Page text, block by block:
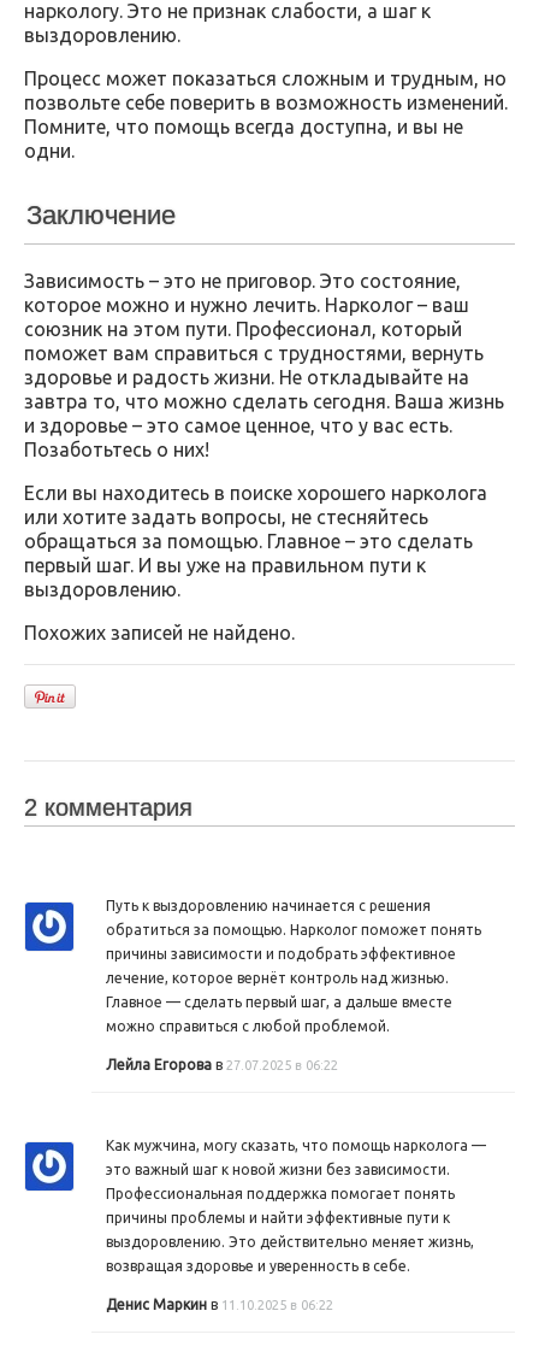
наркологу. Это не признак слабости, а шаг к
выздоровлению.
Процесс может показаться сложным и трудным, но
позвольте себе поверить в возможность изменений.
Помните, что помощь всегда доступна, и вы не
одни.
Заключение
Зависимость – это не приговор. Это состояние,
которое можно и нужно лечить. Нарколог – ваш
союзник на этом пути. Профессионал, который
поможет вам справиться с трудностями, вернуть
здоровье и радость жизни. Не откладывайте на
завтра то, что можно сделать сегодня. Ваша жизнь
и здоровье – это самое ценное, что у вас есть.
Позаботьтесь о них!
Если вы находитесь в поиске хорошего нарколога
или хотите задать вопросы, не стесняйтесь
обращаться за помощью. Главное – это сделать
первый шаг. И вы уже на правильном пути к
выздоровлению.
Похожих записей не найдено.
2 комментария
Путь к выздоровлению начинается с решения
обратиться за помощью. Нарколог поможет понять
причины зависимости и подобрать эффективное
лечение, которое вернёт контроль над жизнью.
Главное — сделать первый шаг, а дальше вместе
можно справиться с любой проблемой.
Лейла Егорова в 27.07.2025 в 06:22
Как мужчина, могу сказать, что помощь нарколога —
это важный шаг к новой жизни без зависимости.
Профессиональная поддержка помогает понять
причины проблемы и найти эффективные пути к
выздоровлению. Это действительно меняет жизнь,
возвращая здоровье и уверенность в себе.
Денис Маркин в 11.10.2025 в 06:22